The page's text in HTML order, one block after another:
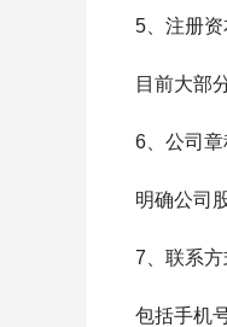
5、注册资
目前大部
6、公司章
明确公司
7、联系方
包括手机